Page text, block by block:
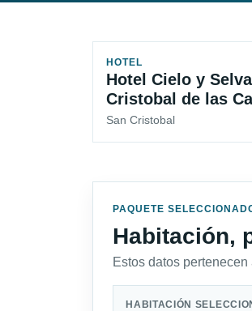
HOTEL
Hotel Cielo y
Cristobal de las
San Cristobal
PAQUETE
Habitación,
Estos datos
HABITACIÓN